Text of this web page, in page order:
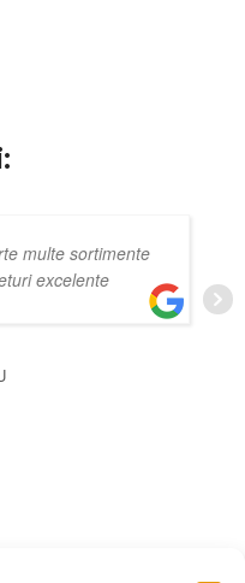
multe sortimente
excelente